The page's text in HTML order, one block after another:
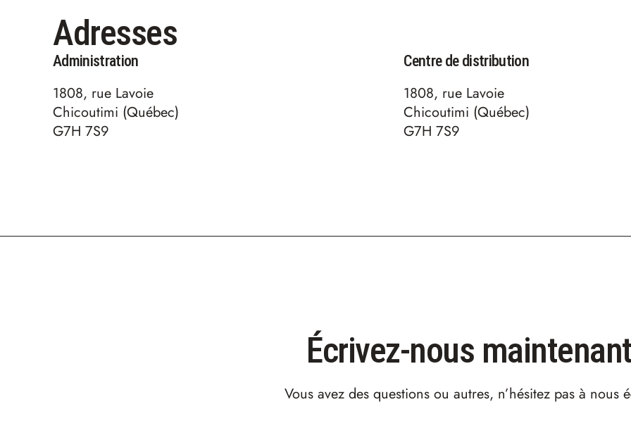
Adresses
Administration
1808, rue Lavoie
Chicoutimi (Québec)
G7H 7S9
Centre de distribution
1808, rue Lavoie
Chicoutimi (Québec)
G7H 7S9
Écrivez-nous
Vous avez des questions ou autres, n’hésitez pas à nous